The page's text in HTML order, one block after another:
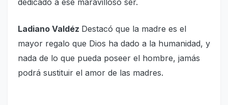
Ladiano Valdéz Destacó que la madre es el
mayor regalo que Dios ha dado a la humanidad, y
nada de lo que pueda poseer el hombre, jamás
podrá sustituir el amor de las madres.